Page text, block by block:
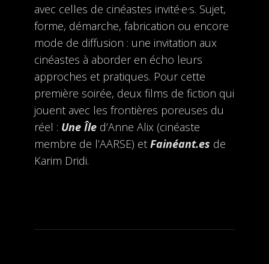
avec celles de cinéastes invité·e·s. Sujet,
forme, démarche, fabrication ou encore
mode de diffusion : une invitation aux
cinéastes à aborder en écho leurs
approches et pratiques. Pour cette
première soirée, deux films de fiction qui
jouent avec les frontières poreuses du
réel : Une Îled’Anne Alix (cinéaste
membre de l’AARSE) et Fainéant.es de
Karim Dridi.